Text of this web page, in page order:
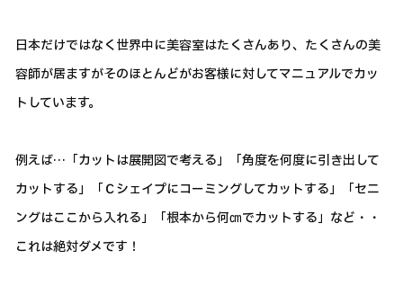
日本だけではなく世界中に美容室はたくさんあり、たくさんの美
容師が居ますがそのほとんどがお客様に対してマニュアルでカッ
トしています。
例えば…「カットは展開図で考える」「角度を何度に引き出して
カットする」「Ｃシェイプにコーミングしてカットする」「セニ
ングはここから入れる」「根本から何㎝でカットする」など・・
これは絶対ダメです！